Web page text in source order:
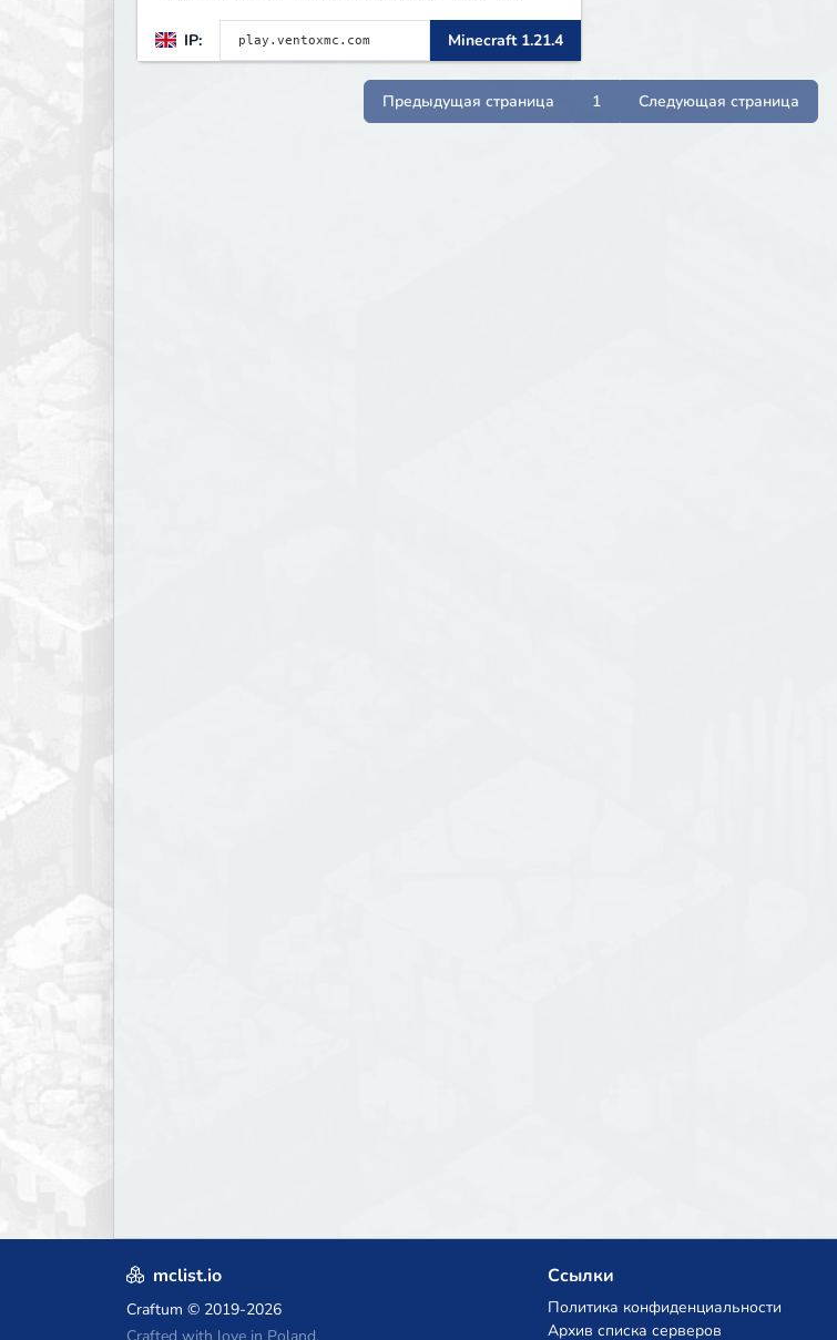
IP:
Minecraft 1.21.4
Предыдущая страница 1 Следующая страница
mclist.io
Craftum © 2019-2026
Ссылки
Политика конфиденциальности
Архив списка серверов